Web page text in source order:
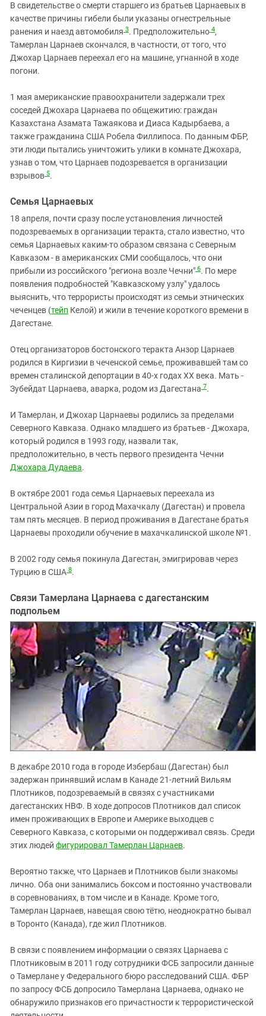
В свидетельстве о смерти старшего из братьев Царнаевых в
качестве причины гибели были указаны огнестрельные
ранения и наезд автомобиля 3. Предположительно 4,
Тамерлан Царнаев скончался, в частности, от того, что
Джохар Царнаев переехал его на машине, угнанной в ходе
погони.
1 мая американские правоохранители задержали трех
соседей Джохара Царнаева по общежитию: граждан
Казахстана Азамата Тажаякова и Диаса Кадырбаева, а
также гражданина США Робела Филлипоса. По данным ФБР,
эти люди пытались уничтожить улики в комнате Джохара,
узнав о том, что Царнаев подозревается в организации
взрывов 5.
Семья Царнаевых
18 апреля, почти сразу после установления личностей
подозреваемых в организации теракта, стало известно, что
семья Царнаевых каким-то образом связана с Северным
Кавказом - в американских СМИ сообщалось, что они
прибыли из российского "региона возле Чечни" 6. По мере
появления подробностей "Кавказскому узлу" удалось
выяснить, что террористы происходят из семьи этнических
чеченцев (тейп Келой) и жили в течение короткого времени в
Дагестане.
Отец организаторов бостонского теракта Анзор Царнаев
родился в Киргизии в чеченской семье, проживавшей там со
времен сталинской депортации в 40-х годах XX века. Мать -
Зубейдат Царнаева, аварка, родом из Дагестана 7.
И Тамерлан, и Джохар Царнаевы родились за пределами
Северного Кавказа. Однако младшего из братьев - Джохара,
который родился в 1993 году, назвали так,
предположительно, в честь первого президента Чечни
Джохара Дудаева.
В октябре 2001 года семья Царнаевых переехала из
Центральной Азии в город Махачкалу (Дагестан) и провела
там пять месяцев. В период проживания в Дагестане братья
Царнаевы проходили обучение в махачкалинской школе №1.
В 2002 году семья покинула Дагестан, эмигрировав через
Турцию в США 8.
Связи Тамерлана Царнаева с дагестанским
подпольем
В декабре 2010 года в городе Избербаш (Дагестан) был
задержан принявший ислам в Канаде 21-летний Вильям
Плотников, подозреваемый в связях с участниками
дагестанских НВФ. В ходе допросов Плотников дал список
имен проживающих в Европе и Америке выходцев с
Северного Кавказа, с которыми он поддерживал связь. Среди
этих людей фигурировал Тамерлан Царнаев.
Вероятно также, что Царнаев и Плотников были знакомы
лично. Оба они занимались боксом и постоянно участвовали
в соревнованиях, в том числе и в Канаде. Кроме того,
Тамерлан Царнаев, навещая свою тётю, неоднократно бывал
в Торонто (Канада), где жил Плотников.
В связи с появлением информации о связях Царнаева с
Плотниковым в 2011 году сотрудники ФСБ запросили данные
о Тамерлане у Федерального бюро расследований США. ФБР
по запросу ФСБ допросило Тамерлана Царнаева, однако не
обнаружило признаков его причастности к террористической